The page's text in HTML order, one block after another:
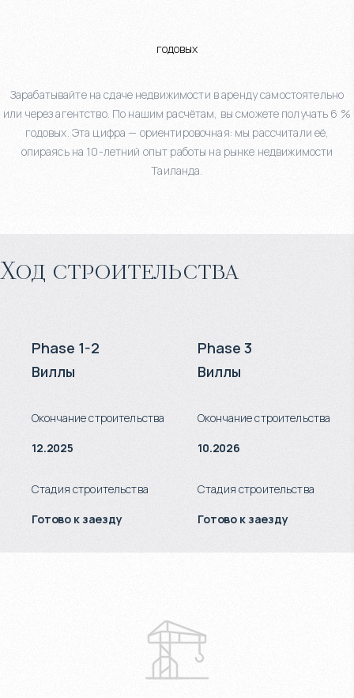
годовых
Зарабатывайте на сдаче недвижимости в аренду самостоятельно
или через агентство. По нашим расчётам, вы сможете получать 6 %
годовых. Эта цифра — ориентировочная: мы рассчитали её,
опираясь на 10-летний опыт работы на рынке недвижимости
Таиланда.
Ход строительства
Phase 1-2
Виллы
Окончание строительства
12.2025
Стадия строительства
Готово к заезду
Phase 3
Виллы
Окончание строительства
10.2026
Стадия строительства
Готово к заезду